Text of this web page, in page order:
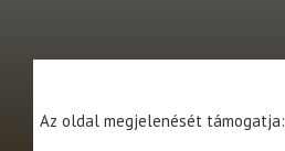
Az oldal megjelenését támogatja: